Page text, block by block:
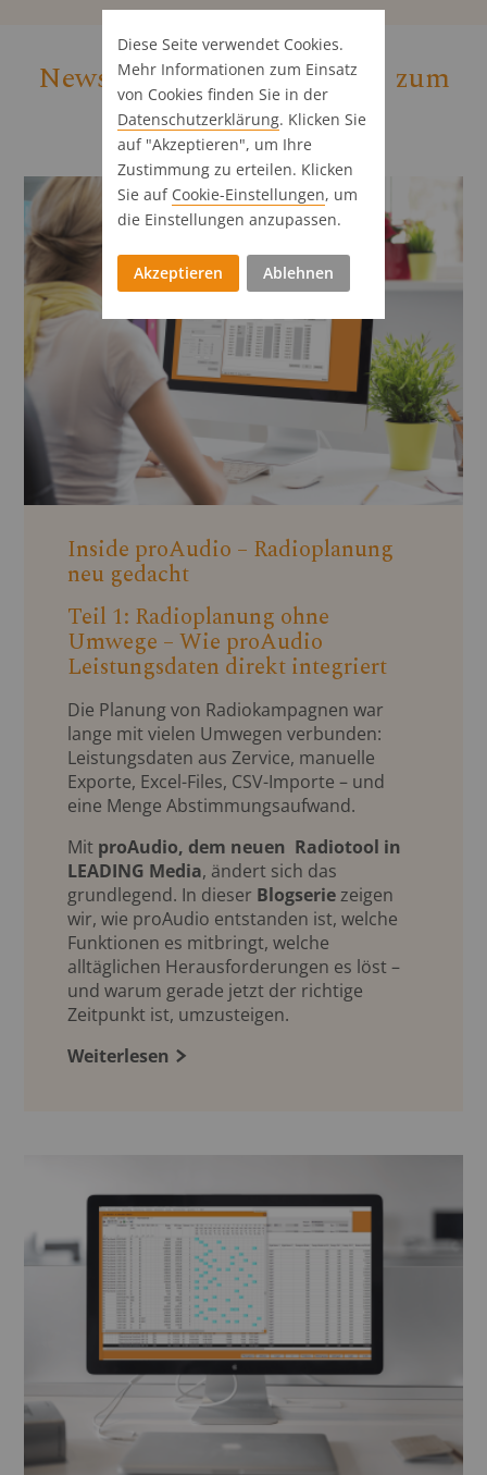
News, Einblicke & Updates zum
Radiotool
Inside proAudio – Radioplanung
neu gedacht
Teil 1: Radioplanung ohne
Umwege – Wie proAudio
Leistungsdaten direkt integriert
Die Planung von Radiokampagnen war
lange mit vielen Umwegen verbunden:
Leistungsdaten aus Zervice, manuelle
Exporte, Excel-Files, CSV-Importe – und
eine Menge Abstimmungsaufwand.
Mit proAudio, dem neuen Radiotool in
LEADING Media, ändert sich das
grundlegend. In dieser Blogseriezeigen
wir, wie proAudio entstanden ist, welche
Funktionen es mitbringt, welche
alltäglichen Herausforderungen es löst –
und warum gerade jetzt der richtige
Zeitpunkt ist, umzusteigen.
Weiterlesen
Diese Seite verwendet Cookies.
Mehr Informationen zum Einsatz
von Cookies finden Sie in der
Datenschutz­erklärung. Klicken Sie
auf "Akzeptieren", um Ihre
Zustimmung zu erteilen. Klicken
Sie auf Cookie-Einstellungen, um
die Einstellungen anzupassen.
Akzeptieren Ablehnen